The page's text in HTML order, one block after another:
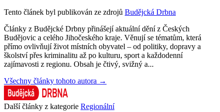
Tento článek byl publikován ze zdrojů Budějcká Drbna
Články z Budějcké Drbny přinášejí aktuální dění z Českých
Budějovic a celého Jihočeského kraje. Věnují se tématům, která
přímo ovlivňují život místních obyvatel – od politiky, dopravy a
školství přes kriminalitu až po kulturu, sport a každodenní
zajímavosti z regionu. Obsah je čtivý, svižný a...
Všechny články tohoto autora →
Další články z kategorie Regionální